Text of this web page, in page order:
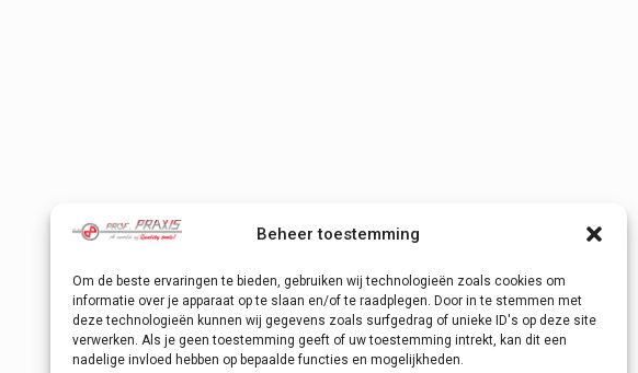
Beheer toestemming
Om de beste ervaringen te bieden, gebruiken wij technologieën zoals cookies om
informatie over je apparaat op te slaan en/of te raadplegen. Door in te stemmen met
deze technologieën kunnen wij gegevens zoals surfgedrag of unieke ID's op deze site
verwerken. Als je geen toestemming geeft of uw toestemming intrekt, kan dit een
nadelige invloed hebben op bepaalde functies en mogelijkheden.